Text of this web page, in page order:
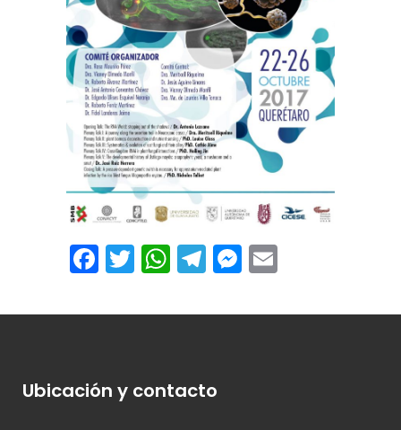
Facebook
Twitter
WhatsApp
Telegram
Messenger
Ubicación y contacto